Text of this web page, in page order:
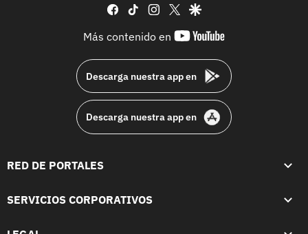
facebook
tiktok instagram
twittergoogle
Más contenido en
youtube-
Descarga nuestra app en
Descarga nuestra app en
RED DE PORTALES
SERVICIOS CORPORATIVOS